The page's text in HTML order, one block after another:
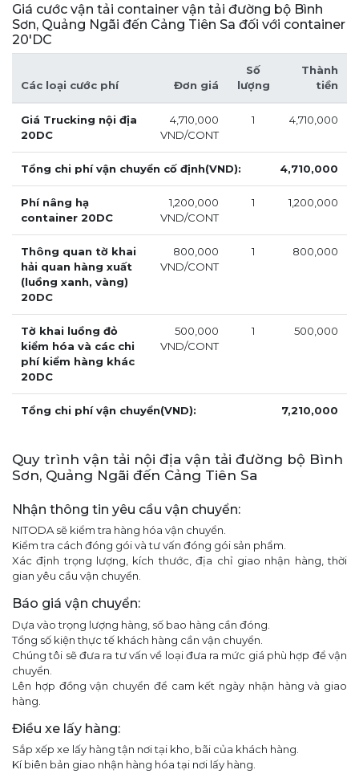
Giá cước vận tải container vận tải đường bộ Bình
Sơn, Quảng Ngãi đến Cảng Tiên Sa đối với container
20'DC
Các loại cước phí Đơn giá
Số
lượng
Thành
tiền
Giá Trucking nội địa
20DC
4,710,000
VND/CONT
1 4,710,000
Tổng chi phí vận chuyển cố định(VND): 4,710,000
Phí nâng hạ
container 20DC
1,200,000
VND/CONT
1 1,200,000
Thông quan tờ khai
hải quan hàng xuất
(luồng xanh, vàng)
20DC
800,000
VND/CONT
1 800,000
Tờ khai luồng đỏ
kiểm hóa và các chi
phí kiểm hàng khác
20DC
500,000
VND/CONT
1 500,000
Tổng chi phí vận chuyển(VND): 7,210,000
Quy trình vận tải nội địa vận tải đường bộ Bình
Sơn, Quảng Ngãi đến Cảng Tiên Sa
Nhận thông tin yêu cầu vận chuyển:
NITODA sẽ kiểm tra hàng hóa vận chuyển.
Kiểm tra cách đóng gói và tư vấn đóng gói sản phẩm.
Xác định trọng lượng, kích thước, địa chỉ giao nhận hàng, thời
gian yêu cầu vận chuyển.
Báo giá vận chuyển:
Dựa vào trọng lượng hàng, số bao hàng cần đóng.
Tổng số kiện thực tế khách hàng cần vận chuyển.
Chúng tôi sẽ đưa ra tư vấn về loại đưa ra mức giá phù hợp để vận
chuyển.
Lên hợp đồng vận chuyển để cam kết ngày nhận hàng và giao
hàng.
Điều xe lấy hàng:
Sắp xếp xe lấy hàng tận nơi tại kho, bãi của khách hàng.
Kí biên bản giao nhận hàng hóa tại nơi lấy hàng.